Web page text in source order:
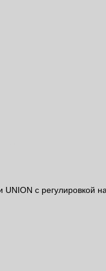
с регулировкой